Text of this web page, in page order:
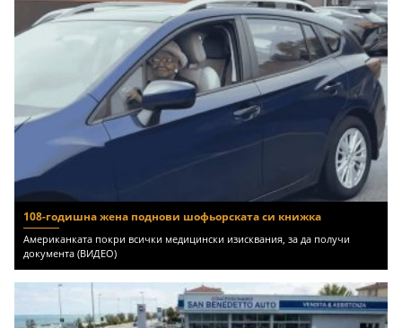
108-годишна жена поднови шофьорската си книжка
Американката покри всички медицински изисквания, за да получи
документа (ВИДЕО)